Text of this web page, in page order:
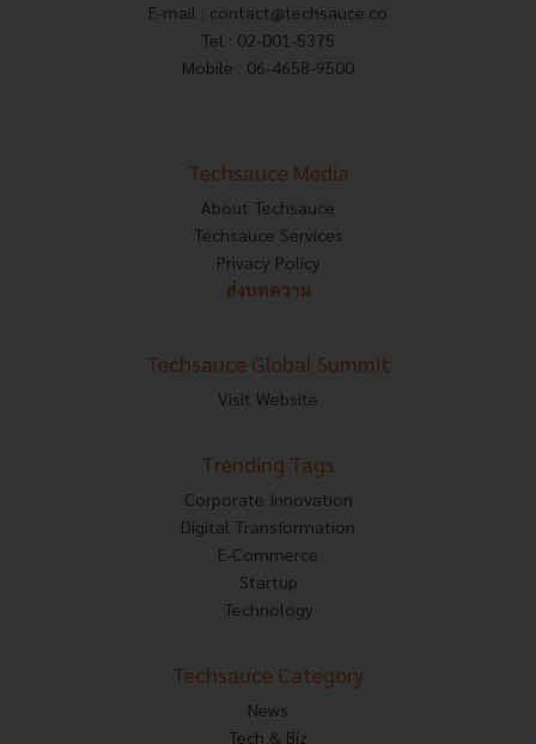
E-mail : contact@techsauce.co
Tel : 02-001-5375
Mobile : 06-4658-9500
Techsauce Media
About Techsauce
Techsauce Services
Privacy Policy
ส่งบทความ
Techsauce Global Summit
Visit Website
Trending Tags
Corporate Innovation
Digital Transformation
E-Commerce
Startup
Technology
Techsauce Category
News
Tech & Biz